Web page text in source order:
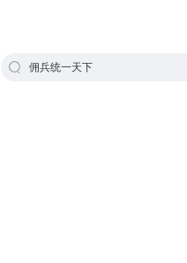
佣兵统一天下